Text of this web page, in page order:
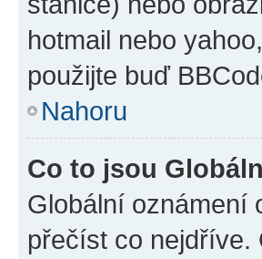
hotmail nebo
použijte buď
Nahoru
Co to jsou
Globální oznámení
přečíst co nejdříve.